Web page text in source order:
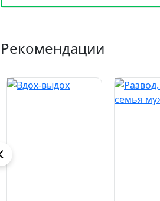
Рекомендации